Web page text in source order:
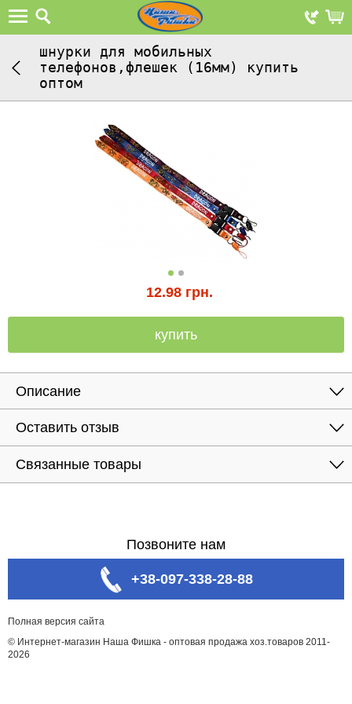
шнурки для мобильных
телефонов,флешек (16мм) купить
оптом
12.98 грн.
купить
Описание
Оставить отзыв
Связанные товары
Позвоните нам
+38-097-338-28-88
Полная версия сайта
© Интернет-магазин Наша Фишка - оптовая продажа хоз.товаров 2011-
2026